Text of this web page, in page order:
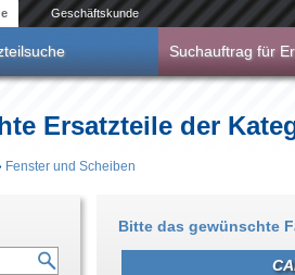
Geschäftskunde
Suchauftrag für
Ersatzteile der
Fenster und Scheiben
Bitte das gewünschte